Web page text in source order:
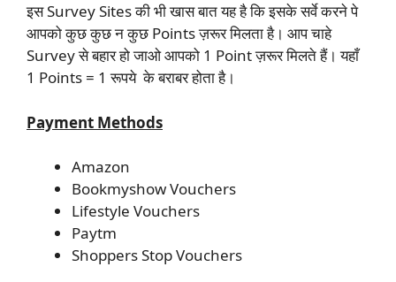
इस Survey Sites की भी खास बात यह है कि इसके सर्वे करने पे
आपको कुछ कुछ न कुछ Points ज़रूर मिलता है। आप चाहे
Survey से बहार हो जाओ आपको 1 Point ज़रूर मिलते हैं। यहाँ
1 Points = 1 रूपये के बराबर होता है।
Payment Methods
Amazon
Bookmyshow Vouchers
Lifestyle Vouchers
Paytm
Shoppers Stop Vouchers